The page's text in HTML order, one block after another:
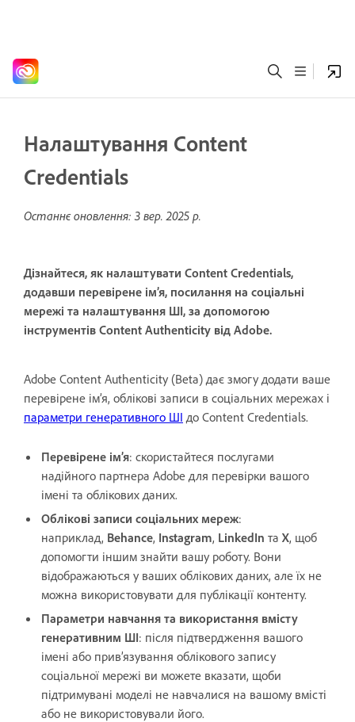
Налаштування Content
Credentials
Останнє оновлення: 3 вер. 2025 р.
Дізнайтеся, як налаштувати Content Credentials,
додавши перевірене ім’я, посилання на соціальні
мережі та налаштування ШІ, за допомогою
інструментів Content Authenticity від Adobe.
Adobe Content Authenticity (Beta) дає змогу додати ваше
перевірене ім’я, облікові записи в соціальних мережах і
параметри генеративного ШІ до Content Credentials.
Перевірене ім’я: скористайтеся послугами
надійного партнера Adobe для перевірки вашого
імені та облікових даних.
Облікові записи соціальних мереж:
наприклад, Behance, Instagram, LinkedIn та X, щоб
допомогти іншим знайти вашу роботу. Вони
відображаються у ваших облікових даних, але їх не
можна використовувати для публікації контенту.
Параметри навчання та використання вмісту
генеративним ШІ: після підтвердження вашого
імені або прив’язування облікового запису
соціальної мережі ви можете вказати, щоби
підтримувані моделі не навчалися на вашому вмісті
або не використовували його.